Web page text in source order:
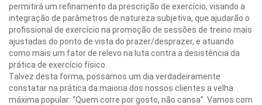
permitirá um refinamento da prescrição de exercício, visando a
integração de parâmetros de natureza subjetiva, que ajudarão o
profissional de exercício na promoção de sessões de treino mais
ajustadas do ponto de vista do prazer/desprazer, e atuando
como mais um fator de relevo na luta contra a desistência da
prática de exercício físico.
Talvez desta forma, possamos um dia verdadeiramente
constatar na prática da maioria dos nossos clientes a velha
máxima popular: “Quem corre por gosto, não cansa”. Vamos com